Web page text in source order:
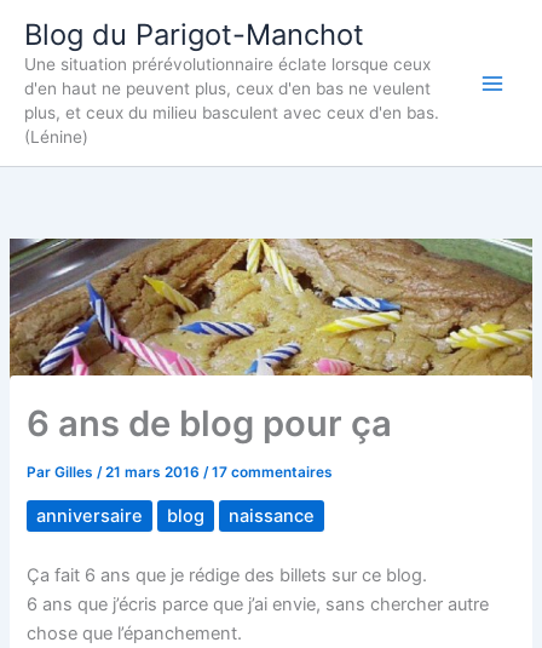
contenu
Blog du Parigot-Manchot
Une situation prérévolutionnaire éclate lorsque ceux
d'en haut ne peuvent plus, ceux d'en bas ne veulent
plus, et ceux du milieu basculent avec ceux d'en bas.
(Lénine)
6 ans de blog pour ça
ParGilles /21 mars 2016 /17 commentaires
anniversaire blog naissance
Ça fait 6 ans que je rédige des billets sur ce blog.
6 ans que j’écris parce que j’ai envie, sans chercher autre
chose que l’épanchement.